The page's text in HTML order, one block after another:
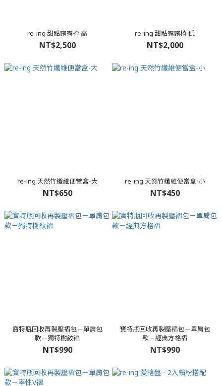
re-ing 甜點露露椅 高
NT$2,500
re-ing 甜點露露椅 低
NT$2,000
re-ing 天然竹纖維便當盒-大
NT$650
re-ing 天然竹纖維便當盒-小
NT$450
寶特瓶回收再製壓褶包－單肩包
款－獨特樹紋褶
NT$990
寶特瓶回收再製壓褶包－單肩包
款－經典方格褶
NT$990